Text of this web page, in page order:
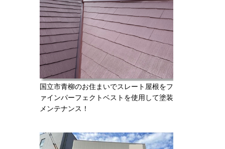
国立市青柳のお住まいでスレート屋根をフ
ァインパーフェクトベストを使用して塗装
メンテナンス！